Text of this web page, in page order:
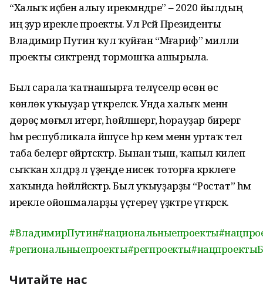
“Халыҡ иҫәбен алыу ирекмәндәре” – 2020 йылдың
иң ҙур ирекле проекты. Ул Рәсәй Президенты
Владимир Путин ҡул ҡуйған “Мәғариф” милли
проекты сиктәрендә тормошҡа ашырыла.
Был сарала ҡатнашырға теләүселәр өсөн өс
көнлөк уҡыуҙар үткәреләсәк. Унда халыҡ менән
дөрөҫ мөғәмәлә итергә, һөйләшергә, һорауҙар бирергә
һәм республикала йәшәүсе һәр кем менән уртаҡ тел
таба белергә өйрәтәсәктәр. Бынан тыш, ҡапыл килеп
сыҡҡан хәлдәрҙә лә үҙеңде нисек тоторға кәрәклеге
хаҡында һөйләйәсәктәр. Был уҡыуҙарҙы “Ростат” һәм
ирекле ойошмаларҙы үҫтереү үҙәктәре үткәрәсәк.
#ВладимирПутин#национальныепроекты
#региональныепроекты#регпроекты
Читайте нас